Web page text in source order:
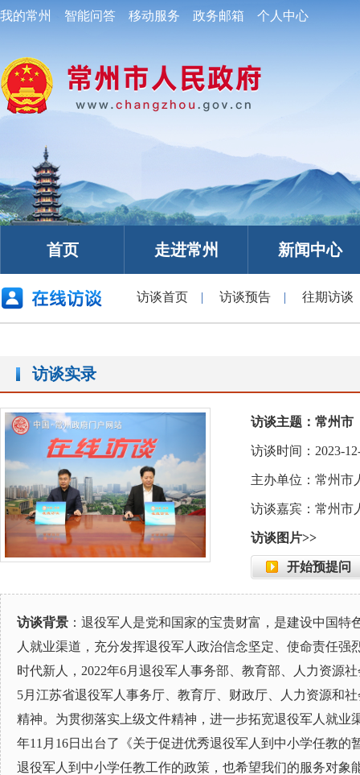
我的常州 智能问答 移动服务 政务邮箱 个人中心
首页 走进常州 新闻中心
访谈首页 | 访谈预告 | 往期访谈
访谈实录
访谈主题：常州市
访谈时间：2023-
主办单位：常州市
访谈嘉宾：常州市
访谈图片>>
开始预提问
访谈背景 ：退役军人是党和国家的宝贵财富，是建设中国
人就业渠道，充分发挥退役军人政治信念坚定、使命责任
时代新人，2022年6月退役军人事务部、教育部、人力资源
5月江苏省退役军人事务厅、教育厅、财政厅、人力资源和
精神。为贯彻落实上级文件精神，进一步拓宽退役军人就
年11月16日出台了《关于促进优秀退役军人到中小学任教
退役军人到中小学任教工作的政策，也希望我们的服务对象